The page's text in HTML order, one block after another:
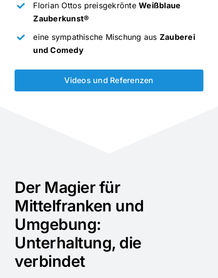
Florian Ottos preisgekrönteWeißblaue
Zauberkunst®
eine sympathische Mischung aus Zauberei
und Comedy
Videos und Referenzen
Der Magier für
Mittelfranken und
Umgebung:
Unterhaltung, die
verbindet